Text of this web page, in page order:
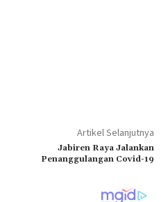
Artikel Selanjutnya
Jabiren Raya Jalankan
Penanggulangan Covid-19